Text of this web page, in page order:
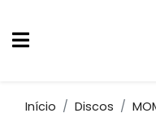
Início Discos